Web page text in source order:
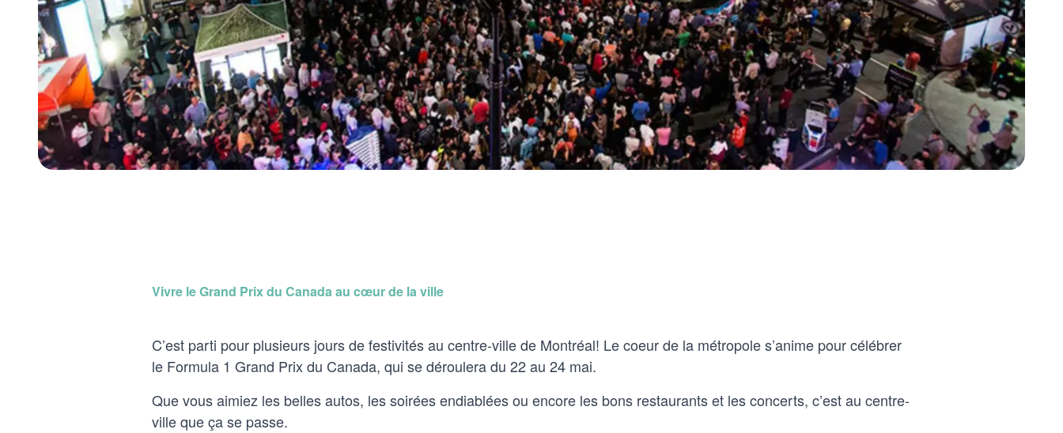
Vivre le Grand Prix du Canada au cœur de la ville
C’est parti pour plusieurs jours de festivités au centre-ville de Montréal! Le coeur de la métropole s’anime pour célébrer
le Formula 1 Grand Prix du Canada, qui se déroulera du 22 au 24 mai.
Que vous aimiez les belles autos, les soirées endiablées ou encore les bons restaurants et les concerts, c’est au centre-
ville que ça se passe.